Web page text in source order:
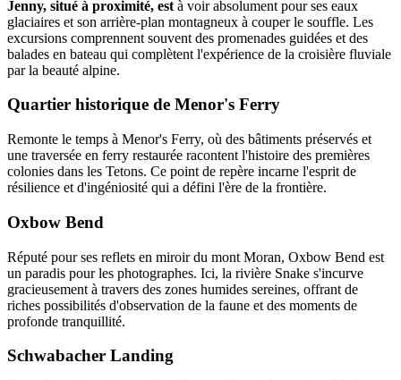
Jenny, situé à proximité, est à voir absolument pour ses eaux
glaciaires et son arrière-plan montagneux à couper le souffle. Les
excursions comprennent souvent des promenades guidées et des
balades en bateau qui complètent l'expérience de la croisière fluviale
par la beauté alpine.
Quartier historique de Menor's Ferry
Remonte le temps à Menor's Ferry, où des bâtiments préservés et
une traversée en ferry restaurée racontent l'histoire des premières
colonies dans les Tetons. Ce point de repère incarne l'esprit de
résilience et d'ingéniosité qui a défini l'ère de la frontière.
Oxbow Bend
Réputé pour ses reflets en miroir du mont Moran, Oxbow Bend est
un paradis pour les photographes. Ici, la rivière Snake s'incurve
gracieusement à travers des zones humides sereines, offrant de
riches possibilités d'observation de la faune et des moments de
profonde tranquillité.
Schwabacher Landing